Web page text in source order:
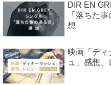
DIR EN
「落ちた
想
映画「ディ
ュ」感想